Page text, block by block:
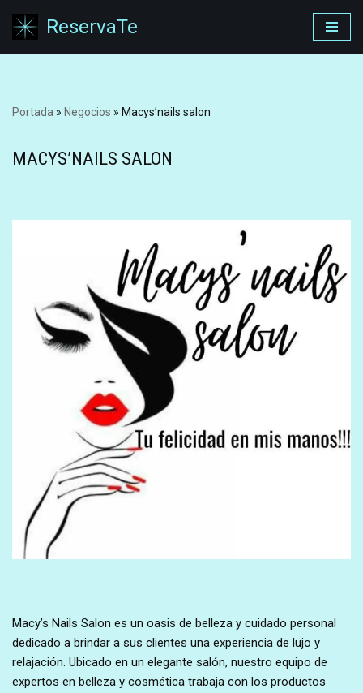
Saltar
ReservaTe
Portada » Negocios » Macys’nails salon
MACYS’NAILS SALON
Macy’s Nails Salon es un oasis de belleza y cuidado personal
dedicado a brindar a sus clientes una experiencia de lujo y
relajación. Ubicado en un elegante salón, nuestro equipo de
expertos en belleza y cosmética trabaja con los productos